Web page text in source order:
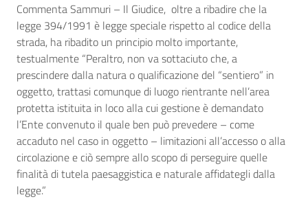
Commenta Sammuri – Il Giudice, oltre a ribadire che la
legge 394/1991 è legge speciale rispetto al codice della
strada, ha ribadito un principio molto importante,
testualmente “Peraltro, non va sottaciuto che, a
prescindere dalla natura o qualificazione del “sentiero” in
oggetto, trattasi comunque di luogo rientrante nell’area
protetta istituita in loco alla cui gestione è demandato
l’Ente convenuto il quale ben può prevedere – come
accaduto nel caso in oggetto – limitazioni all’accesso o alla
circolazione e ciò sempre allo scopo di perseguire quelle
finalità di tutela paesaggistica e naturale affidategli dalla
legge.”